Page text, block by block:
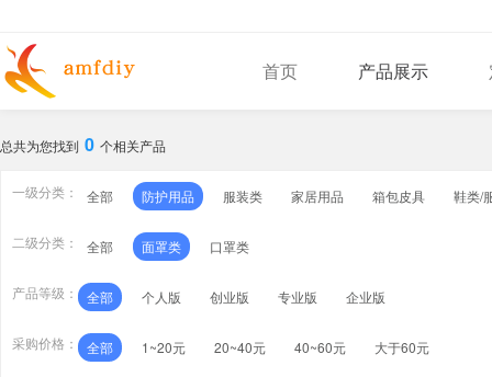
首页 产品展示
总共为您找到 0 个相关产品
一级分类： 全部 防护用品 服装类 家居用品 箱包皮具 鞋类/
二级分类： 全部 面罩类 口罩类
产品等级： 全部 个人版 创业版 专业版 企业版
采购价格： 全部 1~20元 20~40元 40~60元 大于60元